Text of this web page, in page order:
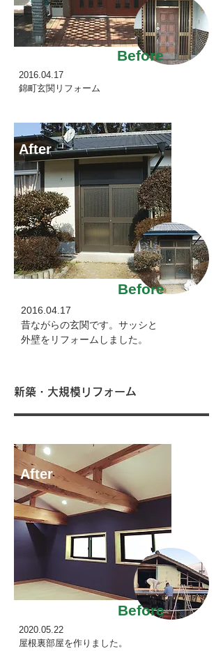
Before
2016.04.17
錦町玄関リフォーム
2016.04.17
昔ながらの玄関です。サッシと
外壁をリフォームしました。
After
Before
新築・大規模リフォーム
After
Before
2020.05.22
屋根裏部屋を作りました。